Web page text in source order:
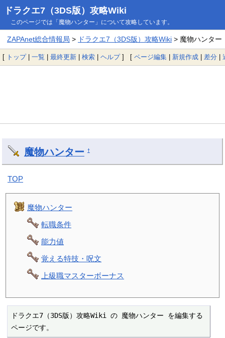
ドラクエ7（3DS版）攻略Wiki
このページでは「魔物ハンター」について攻略しています。
ZAPAnet総合情報局 > ドラクエ7（3DS版）攻略Wiki> 魔物ハンター
[ トップ| 一覧 | 最終更新 | 検索 | ヘルプ] [ ページ編集 | 新規作成 | 差分 |
魔物ハンター †
TOP
魔物ハンター
転職条件
能力値
覚える特技・呪文
上級職マスターボーナス
ドラクエ7（3DS版）攻略Wiki の 魔物ハンター を編集する
ページです。